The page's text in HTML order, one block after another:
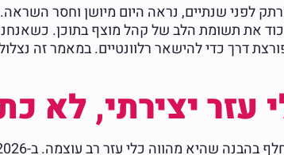
לפני שנתיים, נראה היום מיושן וחסר השראה.
דרך כדי להישאר רלוונטיים. במאמר זה